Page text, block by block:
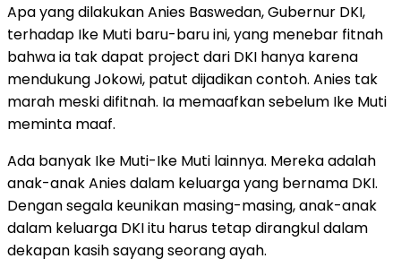
Apa yang dilakukan Anies Baswedan, Gubernur DKI,
terhadap Ike Muti baru-baru ini, yang menebar fitnah
bahwa ia tak dapat project dari DKI hanya karena
mendukung Jokowi, patut dijadikan contoh. Anies tak
marah meski difitnah. Ia memaafkan sebelum Ike Muti
meminta maaf.
Ada banyak Ike Muti-Ike Muti lainnya. Mereka adalah
anak-anak Anies dalam keluarga yang bernama DKI.
Dengan segala keunikan masing-masing, anak-anak
dalam keluarga DKI itu harus tetap dirangkul dalam
dekapan kasih sayang seorang ayah.